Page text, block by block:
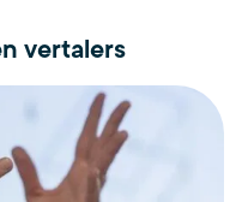
vertalers